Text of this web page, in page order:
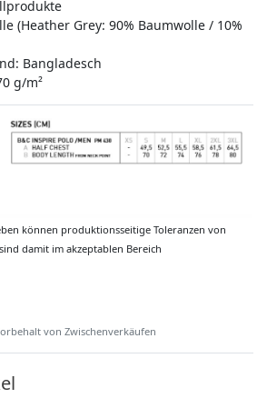
(Heather Grey: 90% Baumwolle / 10%
Bangladesch
g/m²
können produktionsseitige Toleranzen von
damit im akzeptablen Bereich
von Zwischenverkäufen